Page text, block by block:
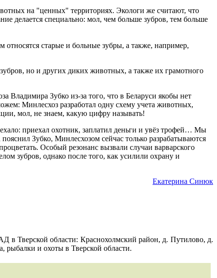
на "ценных" территориях. Экологи же считают, что
делается специально: мол, чем больше зубров, тем больше
старые и больные зубры, а также, например,
но и других диких животных, а также их грамотного
Владимира Зубко из-за того, что в Беларуси якобы нет
Минлесхоз разработал одну схему учета животных,
мол, не знаем, какую цифру называть!
приехал охотник, заплатил деньги и увёз трофей… Мы
Зубко, Минлесхозом сейчас только разрабатываются
Особый резонанс вызвали случаи варварского
зубров, однако после того, как усилили охрану и
Екатерина Синюк
в Тверской области: Краснохолмский район, д. Путилово, д.
рыбалки и охоты в Тверской области.